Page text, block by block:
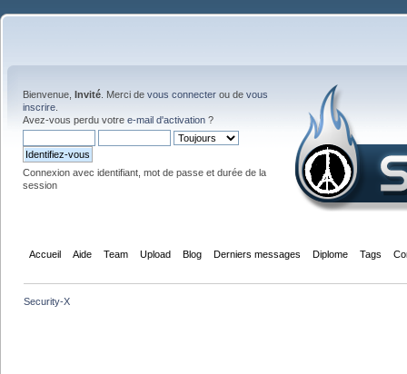
Bienvenue, Invité . Merci de vous connecter ou de vous
inscrire
Avez-vous perdu votre e-mail d'activation ?
Connexion avec identifiant, mot de passe et durée de la
session
Accueil Aide Team Upload Blog Derniers messages Diplome Tags
Security-X